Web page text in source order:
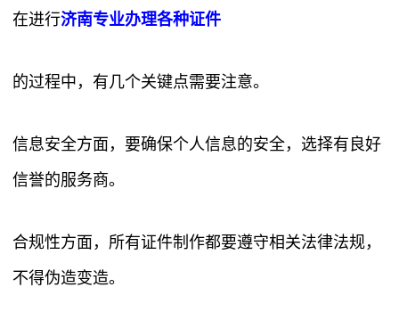
在进行济南专业办理各种证件
的过程中，有几个关键点需要注意。
信息安全方面，要确保个人信息的安全，选择有良好
信誉的服务商。
合规性方面，所有证件制作都要遵守相关法律法规，
不得伪造变造。